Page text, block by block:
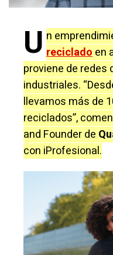
U n
recicladoen
proviene de redes
industriales.
llevamos más de
reciclados”,
and Founder de
con iProfesional.